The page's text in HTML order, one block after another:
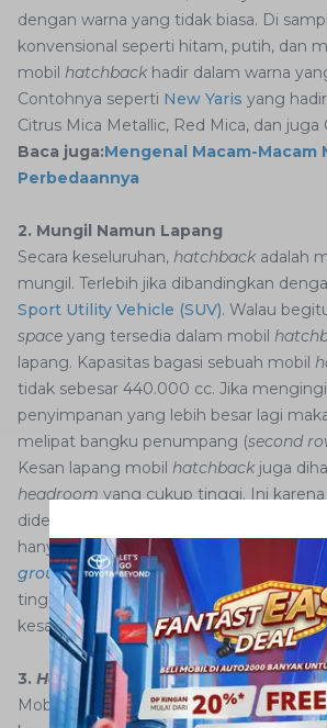
dengan warna yang tidak biasa. Di
konvensional seperti hitam, putih, dan
mobil hatchback hadir dalam warna
Contohnya seperti New Yaris yang
Citrus Mica Metallic, Red Mica, dan juga
Baca juga:Mengenal Macam-Macam
Perbedaannya
2. Mungil Namun Lapang
Secara keseluruhan, hatchback adalah
mungil. Terlebih jika dibandingkan
Sport Utility Vehicle (SUV). Walau
space yang tersedia dalam mobil
lapang. Kapasitas bagasi sebuah mobil
tidak sebesar 440.000 cc. Jika
penyimpanan yang lebih besar lagi
melipat bangku penumpang (second
Kesan lapang mobil hatchback juga
headroom yang cukup tinggi. Ini karena
didesain untuk lebih tinggi di bagian
hanya itu, kebanyakan
hatchback
juga
ground clearance
(jarak mobil
tinggi dari sedan konvensional,
kesan kokoh.
3. Handling Lebih Mudah
Mobil dengan modelhatchback